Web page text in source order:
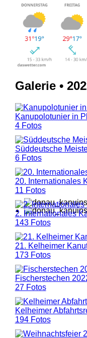
Galerie •
Kanupolotunier in
4 Fotos
Süddeutsche
6 Fotos
20. Internationales
11 Fotos
2. Internationales
143 Fotos
21. Kelheimer
173 Fotos
Fischerstechen
27 Fotos
Kelheimer
194 Fotos